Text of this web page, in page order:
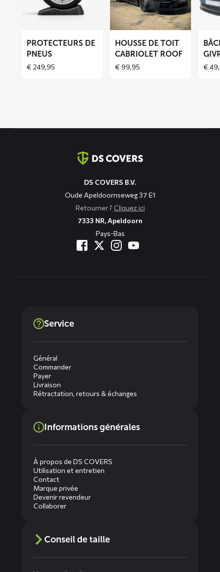
Protecteurs
PROTECTEURS DE
PNEUS
€249,95
Housse
de
toit
cabriolet
ROOF
HOUSSE DE TOIT
CABRIOLET ROOF
€99,95
Bâche
BLIZZ
€
DS COVERS B.V.
Oude Apeldoornseweg 37 E1
Retourner ? Cliquez ici
7333 NR, Apeldoorn
Pays-Bas
Service
Général
Commander
Payer
Livraison
Rétractation, retours & échanges
Informations générales
À propos de DS COVERS
Utilisation et entretien
Contact
Marque privée
Devenir revendeur
Collaborer
Conseil de taille